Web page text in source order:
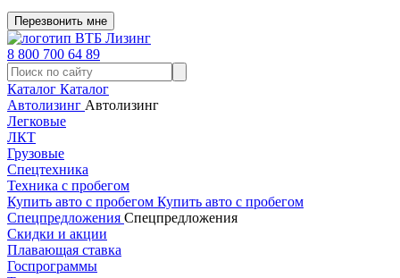
Перезвонить мне
8 800 700 64 89
Каталог Каталог
Автолизинг Автолизинг
Легковые
ЛКТ
Грузовые
Спецтехника
Техника с пробегом
Купить авто с пробегом Купить авто с пробегом
Спецпредложения Спецпредложения
Скидки и акции
Плавающая ставка
Госпрограммы